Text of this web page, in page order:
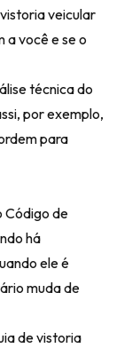
veicular
a você e se o
técnica do
por exemplo,
para
Código de
há
ele é
muda de
de vistoria